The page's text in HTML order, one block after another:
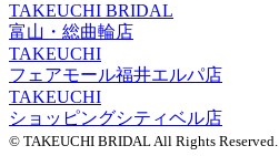
TAKEUCHI BRIDAL
富山・総曲輪店
TAKEUCHI
フェアモール福井エルパ店
TAKEUCHI
ショッピングシティベル店
© TAKEUCHI BRIDAL All Rights Reserved.